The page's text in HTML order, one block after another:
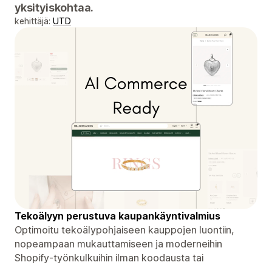
yksityiskohtaa.
kehittäjä: UTD
Tekoälyyn perustuva kaupankäyntivalmius
Optimoitu tekoälypohjaiseen kauppojen luontiin,
nopeampaan mukauttamiseen ja moderneihin
Shopify-työnkulkuihin ilman koodausta tai